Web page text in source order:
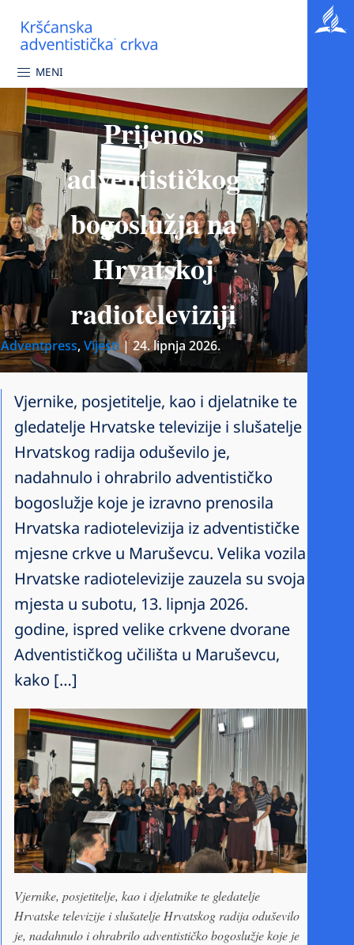
MENI
Prijenos
adventističkog
bogoslužja na
Hrvatskoj
radioteleviziji
Adventpress,Vijesti|24. lipnja 2026.
Vjernike, posjetitelje, kao i djelatnike te
gledatelje Hrvatske televizije i slušatelje
Hrvatskog radija oduševilo je,
nadahnulo i ohrabrilo adventističko
bogoslužje koje je izravno prenosila
Hrvatska radiotelevizija iz adventističke
mjesne crkve u Maruševcu. Velika vozila
Hrvatske radiotelevizije zauzela su svoja
mjesta u subotu, 13. lipnja 2026.
godine, ispred velike crkvene dvorane
Adventističkog učilišta u Maruševcu,
kako […]
Vjernike, posjetitelje, kao i djelatnike te gledatelje
Hrvatske televizije i slušatelje Hrvatskog radija oduševilo
je, nadahnulo i ohrabrilo adventističko bogoslužje koje je